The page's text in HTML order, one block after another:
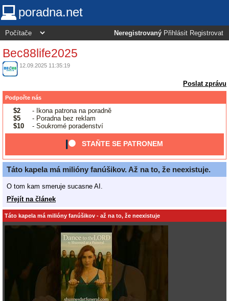
poradna.net
Neregistrovaný Přihlásit Registrovat
Bec88life2025
12.09.2025 11:35:19
Poslat zprávu
Podpořte nás
$2
- Ikona patrona na poradně
$5
- Poradna bez reklam
$10
- Soukromé poradenství
STAŇTE SE PATRONEM
Táto kapela má milióny fanúšikov. Až na to, že neexistuje.
O tom kam smeruje sucasne AI.
Přejít na článek
Táto kapela má milióny fanúšikov - až na to, že neexistuje